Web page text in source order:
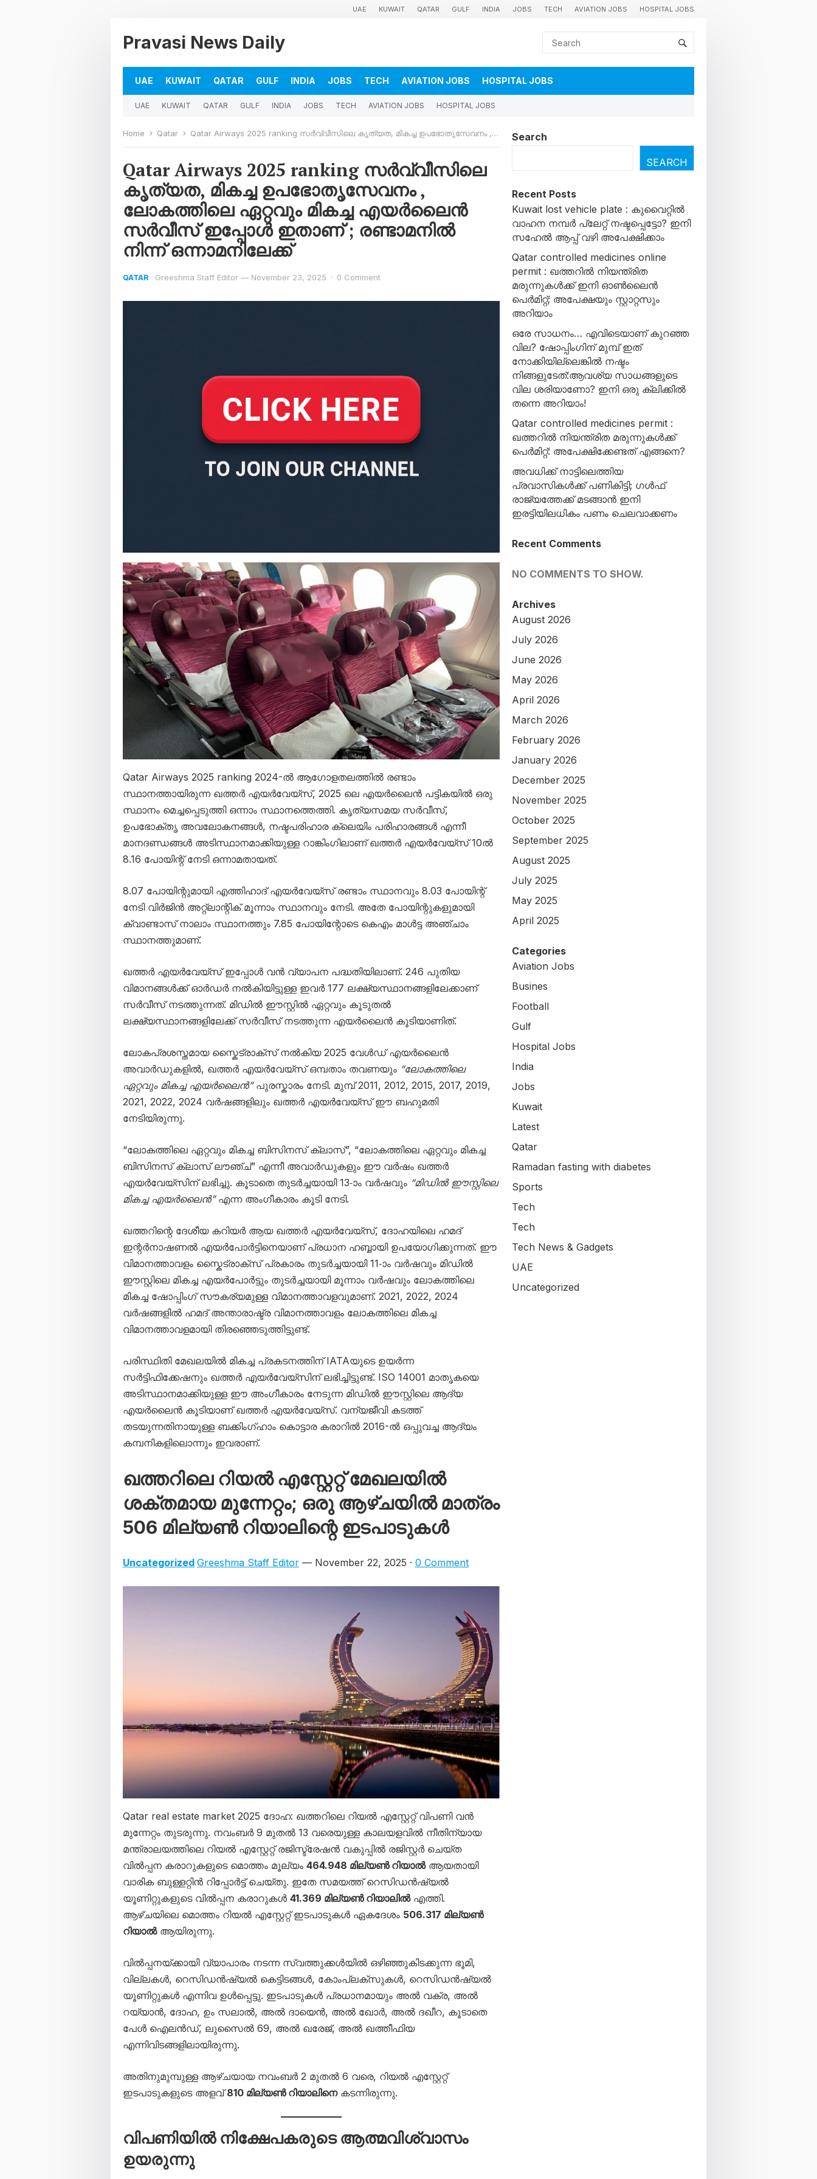
UAE KUWAIT QATAR GULF INDIA JOBS TECH AVIATION JOBS HOSPITAL JOBS
Pravasi News Daily
UAE KUWAIT QATAR GULF INDIA JOBS TECH AVIATION JOBS HOSPITAL JOBS
UAE KUWAIT QATAR GULF INDIA JOBS TECH AVIATION JOBS HOSPITAL JOBS
Home Qatar Qatar Airways 2025 ranking സർവ്വീസിലെ കൃത്യത, മികച്ച ഉപഭോതൃസേവനം , ലോകത്തിലെ ഏറ്റവും മികച്ച എയർലൈൻ സർവീസ് ഇപ്പോൾ ഇതാണ് ; രണ്ടാമനിൽ നിന്ന് ഒന്നാമനിലേക്ക്
Qatar Airways 2025 ranking സർവ്വീസിലെ
കൃത്യത, മികച്ച ഉപഭോതൃസേവനം ,
ലോകത്തിലെ ഏറ്റവും മികച്ച എയർലൈൻ
സർവീസ് ഇപ്പോൾ ഇതാണ് ; രണ്ടാമനിൽ
നിന്ന് ഒന്നാമനിലേക്ക്
QATAR Greeshma Staff Editor — November 23, 2025 · 0 Comment
Qatar Airways 2025 ranking 2024-ൽ ആഗോളതലത്തിൽ രണ്ടാം
സ്ഥാനത്തായിരുന്ന ഖത്തർ എയർവേയ്‌സ്, 2025 ലെ എയർലൈൻ പട്ടികയിൽ ഒരു
സ്ഥാനം മെച്ചപ്പെടുത്തി ഒന്നാം സ്ഥാനത്തെത്തി. കൃത്യസമയ സർവീസ്,
ഉപഭോക്തൃ അവലോകനങ്ങൾ, നഷ്ടപരിഹാര ക്ലെയിം പരിഹാരങ്ങൾ എന്നീ
മാനദണ്ഡങ്ങൾ അടിസ്ഥാനമാക്കിയുള്ള റാങ്കിംഗിലാണ് ഖത്തർ എയർവേയ്‌സ് 10ൽ
8.16 പോയിന്റ് നേടി ഒന്നാമതായത്.
8.07 പോയിന്റുമായി എത്തിഹാദ് എയർവേയ്‌സ് രണ്ടാം സ്ഥാനവും 8.03 പോയിന്റ്
നേടി വിർജിൻ അറ്റ്ലാന്റിക് മൂന്നാം സ്ഥാനവും നേടി. അതേ പോയിന്റുകളുമായി
ക്വാണ്ടാസ് നാലാം സ്ഥാനത്തും 7.85 പോയിന്റോടെ കെഎം മാൾട്ട അഞ്ചാം
സ്ഥാനത്തുമാണ്.
ഖത്തർ എയർവേയ്‌സ് ഇപ്പോൾ വൻ വ്യാപന പദ്ധതിയിലാണ്. 246 പുതിയ
വിമാനങ്ങൾക്ക് ഓർഡർ നൽകിയിട്ടുള്ള ഇവർ 177 ലക്ഷ്യസ്ഥാനങ്ങളിലേക്കാണ്
സർവീസ് നടത്തുന്നത്. മിഡിൽ ഈസ്റ്റിൽ ഏറ്റവും കൂടുതൽ
ലക്ഷ്യസ്ഥാനങ്ങളിലേക്ക് സർവീസ് നടത്തുന്ന എയർലൈൻ കൂടിയാണിത്.
ലോകപ്രശസ്തമായ സ്കൈട്രാക്‌സ് നൽകിയ 2025 വേൾഡ് എയർലൈൻ
അവാർഡുകളിൽ, ഖത്തർ എയർവേയ്‌സ് ഒമ്പതാം തവണയും “ലോകത്തിലെ
ഏറ്റവും മികച്ച എയർലൈൻ”പുരസ്കാരം നേടി. മുമ്പ് 2011, 2012, 2015, 2017, 2019,
2021, 2022, 2024 വർഷങ്ങളിലും ഖത്തർ എയർവേയ്‌സ് ഈ ബഹുമതി
നേടിയിരുന്നു.
“ലോകത്തിലെ ഏറ്റവും മികച്ച ബിസിനസ് ക്ലാസ്”, “ലോകത്തിലെ ഏറ്റവും മികച്ച
ബിസിനസ് ക്ലാസ് ലൗഞ്ച്” എന്നീ അവാർഡുകളും ഈ വർഷം ഖത്തർ
എയർവേയ്‌സിന് ലഭിച്ചു. കൂടാതെ തുടർച്ചയായി 13-ാം വർഷവും “മിഡിൽ ഈസ്റ്റിലെ
മികച്ച എയർലൈൻ”എന്ന അംഗീകാരം കൂടി നേടി.
ഖത്തറിന്റെ ദേശീയ കറിയർ ആയ ഖത്തർ എയർവേയ്‌സ്, ദോഹയിലെ ഹമദ്
ഇന്റർനാഷണൽ എയർപോർട്ടിനെയാണ് പ്രധാന ഹബ്ബായി ഉപയോഗിക്കുന്നത്. ഈ
വിമാനത്താവളം സ്കൈട്രാക്സ് പ്രകാരം തുടർച്ചയായി 11-ാം വർഷവും മിഡിൽ
ഈസ്റ്റിലെ മികച്ച എയർപോർട്ടും തുടർച്ചയായി മൂന്നാം വർഷവും ലോകത്തിലെ
മികച്ച ഷോപ്പിംഗ് സൗകര്യമുള്ള വിമാനത്താവളവുമാണ്. 2021, 2022, 2024
വർഷങ്ങളിൽ ഹമദ് അന്താരാഷ്ട്ര വിമാനത്താവളം ലോകത്തിലെ മികച്ച
വിമാനത്താവളമായി തിരഞ്ഞെടുത്തിട്ടുണ്ട്.
പരിസ്ഥിതി മേഖലയിൽ മികച്ച പ്രകടനത്തിന് IATAയുടെ ഉയർന്ന
സർട്ടിഫിക്കേഷനും ഖത്തർ എയർവേയ്‌സിന് ലഭിച്ചിട്ടുണ്ട്. ISO 14001 മാതൃകയെ
അടിസ്ഥാനമാക്കിയുള്ള ഈ അംഗീകാരം നേടുന്ന മിഡിൽ ഈസ്റ്റിലെ ആദ്യ
എയർലൈൻ കൂടിയാണ് ഖത്തർ എയർവേയ്‌സ്. വന്യജീവി കടത്ത്
തടയുന്നതിനായുള്ള ബക്കിംഗ്ഹാം കൊട്ടാര കരാറിൽ 2016-ൽ ഒപ്പുവച്ച ആദ്യം
കമ്പനികളിലൊന്നും ഇവരാണ്.
ഖത്തറിലെ റിയൽ എസ്റ്റേറ്റ് മേഖലയിൽ
ശക്തമായ മുന്നേറ്റം; ഒരു ആഴ്ചയിൽ മാത്രം
506 മില്യൺ റിയാലിന്റെ ഇടപാടുകൾ
Uncategorized Greeshma Staff Editor — November 22, 2025 · 0 Comment
Qatar real estate market 2025 ദോഹ: ഖത്തറിലെ റിയൽ എസ്റ്റേറ്റ് വിപണി വൻ
മുന്നേറ്റം തുടരുന്നു. നവംബർ 9 മുതൽ 13 വരെയുള്ള കാലയളവിൽ നീതിന്യായ
മന്ത്രാലയത്തിലെ റിയൽ എസ്റ്റേറ്റ് രജിസ്ട്രേഷൻ വകുപ്പിൽ രജിസ്റ്റർ ചെയ്ത
വിൽപ്പന കരാറുകളുടെ മൊത്തം മൂല്യം 464.948 മില്യൺ റിയാൽആയതായി
വാരിക ബുള്ളറ്റിൻ റിപ്പോർട്ട് ചെയ്തു. ഇതേ സമയത്ത് റെസിഡൻഷ്യൽ
യൂണിറ്റുകളുടെ വിൽപ്പന കരാറുകൾ 41.369 മില്യൺ റിയാലിൽഎത്തി.
ആഴ്ചയിലെ മൊത്തം റിയൽ എസ്റ്റേറ്റ് ഇടപാടുകൾ ഏകദേശം 506.317 മില്യൺ
റിയാൽആയിരുന്നു.
വിൽപ്പനയ്ക്കായി വ്യാപാരം നടന്ന സ്വത്തുക്കൾയിൽ ഒഴിഞ്ഞുകിടക്കുന്ന ഭൂമി,
വില്ലകൾ, റെസിഡൻഷ്യൽ കെട്ടിടങ്ങൾ, കോംപ്ലക്സുകൾ, റെസിഡൻഷ്യൽ
യൂണിറ്റുകൾ എന്നിവ ഉൾപ്പെട്ടു. ഇടപാടുകൾ പ്രധാനമായും അൽ വക്ര, അൽ
റയ്യാൻ, ദോഹ, ഉം സലാൽ, അൽ ദായെൻ, അൽ ഖോർ, അൽ ദഖീറ, കൂടാതെ
പേൾ ഐലൻഡ്, ലുസൈൽ 69, അൽ ഖരേജ്, അൽ ഖത്തീഫിയ
എന്നിവിടങ്ങളിലായിരുന്നു.
അതിനുമുമ്പുള്ള ആഴ്ചയായ നവംബർ 2 മുതൽ 6 വരെ, റിയൽ എസ്റ്റേറ്റ്
ഇടപാടുകളുടെ അളവ്810 മില്യൺ റിയാലിനെകടന്നിരുന്നു.
വിപണിയിൽ നിക്ഷേപകരുടെ ആത്മവിശ്വാസം
ഉയരുന്നു
Search
SEARCH
Recent Posts
Kuwait lost vehicle plate : കുവൈറ്റിൽ
വാഹന നമ്പർ പ്ലേറ്റ് നഷ്ടപ്പെട്ടോ? ഇനി
സഹേൽ ആപ്പ് വഴി അപേക്ഷിക്കാം
Qatar controlled medicines online
permit : ഖത്തറിൽ നിയന്ത്രിത
മരുന്നുകൾക്ക് ഇനി ഓൺലൈൻ
പെർമിറ്റ്; അപേക്ഷയും സ്റ്റാറ്റസും
അറിയാം
ഒരേ സാധനം… എവിടെയാണ് കുറഞ്ഞ
വില? ഷോപ്പിംഗിന് മുമ്പ് ഇത്
നോക്കിയില്ലെങ്കിൽ നഷ്ടം
നിങ്ങളുടേത്:ആവശ്യ സാധങ്ങളുടെ
വില ശരിയാണോ? ഇനി ഒരു ക്ലിക്കിൽ
തന്നെ അറിയാം!
Qatar controlled medicines permit :
ഖത്തറിൽ നിയന്ത്രിത മരുന്നുകൾക്ക്
പെർമിറ്റ്: അപേക്ഷിക്കേണ്ടത് എങ്ങനെ?
അവധിക്ക് നാട്ടിലെത്തിയ
പ്രവാസികൾക്ക് പണികിട്ടി; ഗൾഫ്
രാജ്യത്തേക്ക് മടങ്ങാൻ ഇനി
ഇരട്ടിയിലധികം പണം ചെലവാക്കണം
Recent Comments
NO COMMENTS TO SHOW.
Archives
August 2026
July 2026
June 2026
May 2026
April 2026
March 2026
February 2026
January 2026
December 2025
November 2025
October 2025
September 2025
August 2025
July 2025
May 2025
April 2025
Categories
Aviation Jobs
Busines
Football
Gulf
Hospital Jobs
India
Jobs
Kuwait
Latest
Qatar
Ramadan fasting with diabetes
Sports
Tech
Tech
Tech News & Gadgets
UAE
Uncategorized